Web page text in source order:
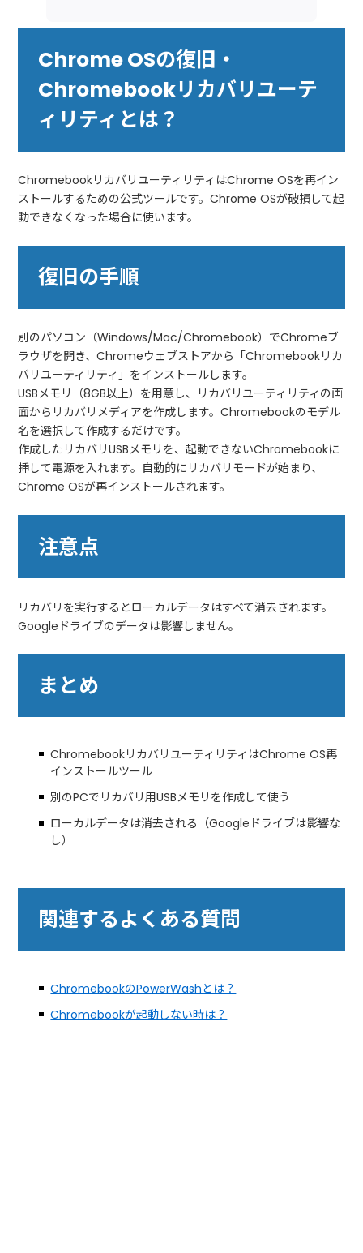
Chrome OSの復旧・
Chromebookリカバリユーテ
ィリティとは？
ChromebookリカバリユーティリティはChrome OSを再イン
ストールするための公式ツールです。Chrome OSが破損して起
動できなくなった場合に使います。
復旧の手順
別のパソコン（Windows/Mac/Chromebook）でChromeブ
ラウザを開き、Chromeウェブストアから「Chromebookリカ
バリユーティリティ」をインストールします。
USBメモリ（8GB以上）を用意し、リカバリユーティリティの画
面からリカバリメディアを作成します。Chromebookのモデル
名を選択して作成するだけです。
作成したリカバリUSBメモリを、起動できないChromebookに
挿して電源を入れます。自動的にリカバリモードが始まり、
Chrome OSが再インストールされます。
注意点
リカバリを実行するとローカルデータはすべて消去されます。
Googleドライブのデータは影響しません。
まとめ
ChromebookリカバリユーティリティはChrome OS再
インストールツール
別のPCでリカバリ用USBメモリを作成して使う
ローカルデータは消去される（Googleドライブは影響な
し）
関連するよくある質問
ChromebookのPowerWashとは？
Chromebookが起動しない時は？